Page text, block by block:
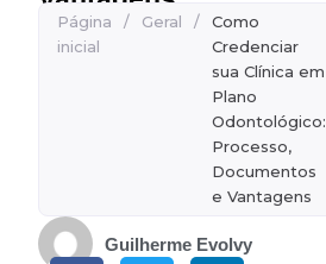
Página
inicial
/ Geral /
Como
Credenciar
sua Clínica em
Plano
Odontológico:
Processo,
Documentos
e Vantagens
Guilherme Evolvy